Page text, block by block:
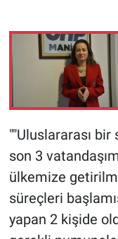
""Uluslararası
son 3
ülkemize
süreçleri
yapan 2 kişide